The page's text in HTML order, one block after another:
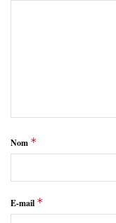
Nom *
E-mail *